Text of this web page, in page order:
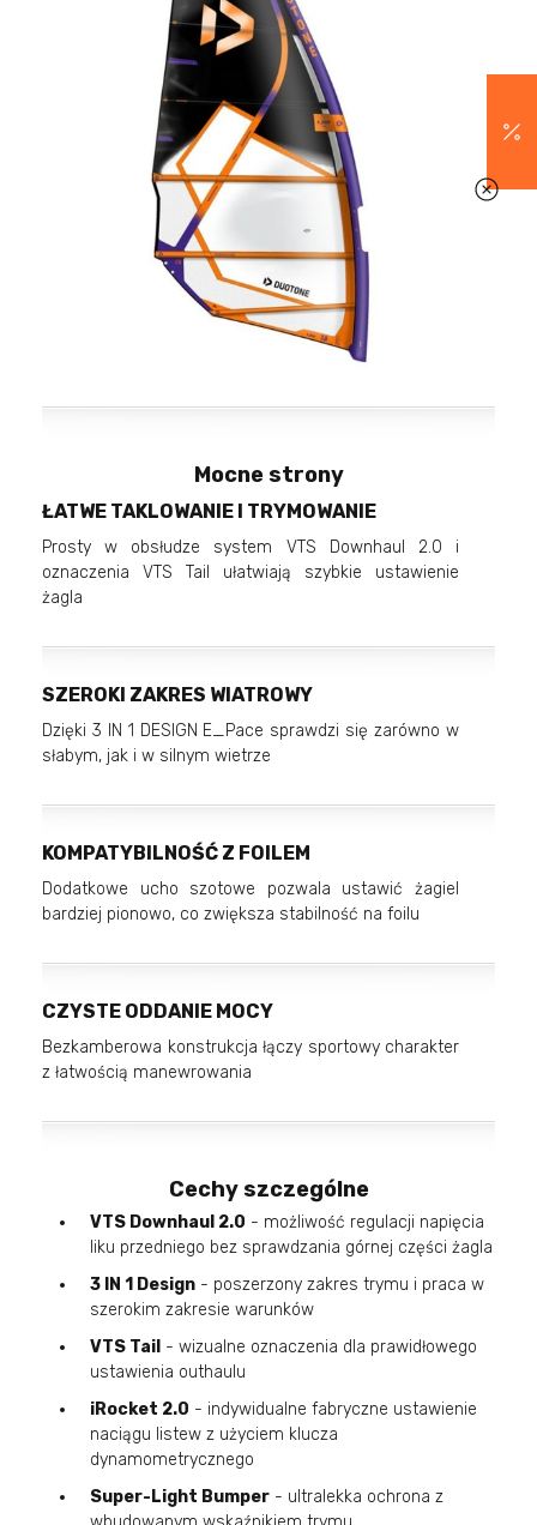
Mocne strony
ŁATWE TAKLOWANIE I TRYMOWANIE
Prosty w obsłudze system VTS Downhaul 2.0 i
oznaczenia VTS Tail ułatwiają szybkie ustawienie
żagla
SZEROKI ZAKRES WIATROWY
Dzięki 3 IN 1 DESIGN E_Pace sprawdzi się zarówno w
słabym, jak i w silnym wietrze
KOMPATYBILNOŚĆ Z FOILEM
Dodatkowe ucho szotowe pozwala ustawić żagiel
bardziej pionowo, co zwiększa stabilność na foilu
CZYSTE ODDANIE MOCY
Bezkamberowa konstrukcja łączy sportowy charakter
z łatwością manewrowania
Cechy szczególne
VTS Downhaul 2.0 - możliwość regulacji napięcia
liku przedniego bez sprawdzania górnej części żagla
3 IN 1 Design - poszerzony zakres trymu i praca w
szerokim zakresie warunków
VTS Tail - wizualne oznaczenia dla prawidłowego
ustawienia outhaulu
iRocket 2.0 - indywidualne fabryczne ustawienie
naciągu listew z użyciem klucza
dynamometrycznego
Super-Light Bumper - ultralekka ochrona z